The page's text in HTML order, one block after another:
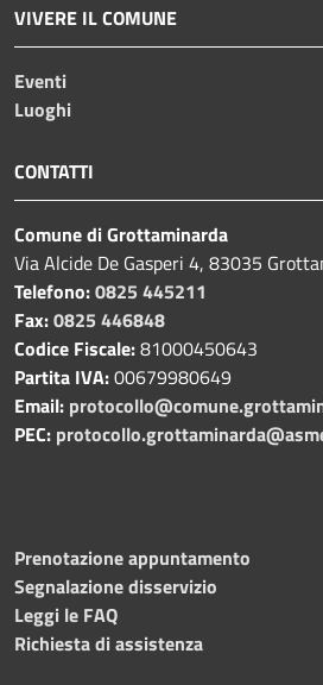
VIVERE IL COMUNE
Eventi
Luoghi
CONTATTI
Comune di Grottaminarda
Via Alcide De Gasperi 4, 83035
Telefono:0825 445211
Fax:0825 446848
Codice Fiscale:81000450643
Partita IVA:00679980649
Email:
PEC:
Prenotazione appuntamento
Segnalazione disservizio
Leggi le FAQ
Richiesta di assistenza